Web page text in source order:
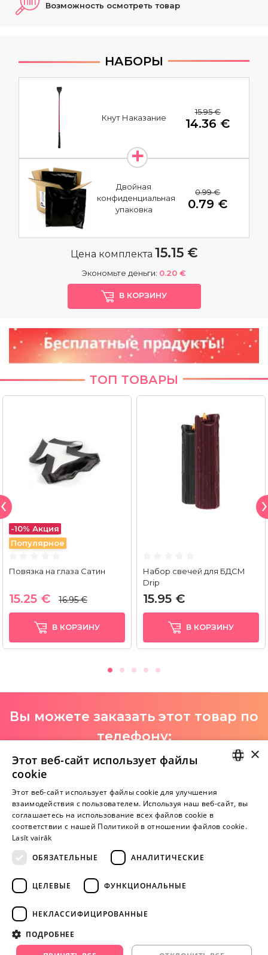
Возможность осмотреть товар
НАБОРЫ
Кнут Наказание
15.95 €
14.36 €
Двойная
конфиденциальная
упаковка
0.99 €
0.79 €
Цена комплекта 15.15 €
Экономьте деньги: 0.20 €
В КОРЗИНУ
ТОП ТОВАРЫ
-10% Акция
Популярное
Повязка на глаза Сатин
15.25 € 16.95 €
В КОРЗИНУ
Набор свечей для БДСМ
Drip
15.95 €
В КОРЗИНУ
Вы можете заказать этот товар по
телефону:
+371 29 994 357
Пока нет отзывов
Будь первым!
Напишите отзыв и ПОЛУЧИТЕ ПОДАРОК!
Внимание! Yesyes.lv содержит откровенную сексуальную
информацию и изо.
ПРОДОЛЖАЙТЕ
RUSSIAN
×
Этот веб-сайт использует файлы
cookie
Этот веб-сайт использует файлы cookie для улучшения
взаимодействия с пользователем. Используя наш веб-сайт, вы
соглашаетесь на использование всех файлов cookie в
соответствии с нашей Политикой в ​​отношении файлов cookie.
Lasīt vairāk
ОБЯЗАТЕЛЬНЫЕ
АНАЛИТИЧЕСКИЕ
ЦЕЛЕВЫЕ ФУНКЦИОНАЛЬНЫЕ
НЕКЛАССИФИЦИРОВАННЫЕ
ПОДРОБНЕЕ